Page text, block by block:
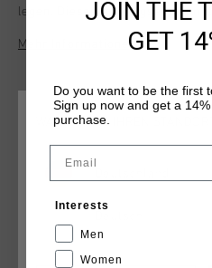
legen. Dieser Trainingsanzug
Passform besteht aus 100 %
Flexibilitaet und Komfort.
Sichtbarkeit. Der durchgehende
das An- und Ausziehen - ideal
Mehr Informationen
DAS KÖNNTE IHNEN AUCH
WÄHLEN SIE IHREN
JOIN THE
GET
Do you want to be the first
Sign up now and get a
purchase.
Interests
Men
Women